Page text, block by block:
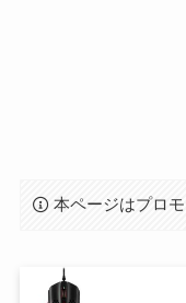
本ページはプロ